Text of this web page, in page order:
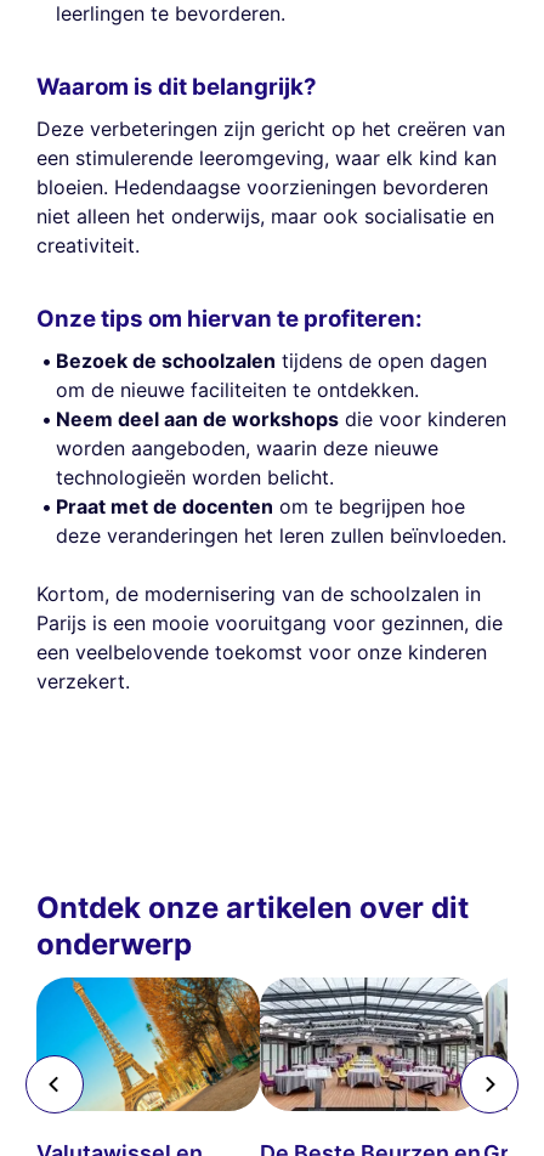
leerlingen te bevorderen.
Waarom is dit belangrijk?
Deze verbeteringen zijn gericht op het creëren van
een stimulerende leeromgeving, waar elk kind kan
bloeien. Hedendaagse voorzieningen bevorderen
niet alleen het onderwijs, maar ook socialisatie en
creativiteit.
Onze tips om hiervan te profiteren:
Bezoek de schoolzalen tijdens de open dagen
om de nieuwe faciliteiten te ontdekken.
Neem deel aan de workshops die voor kinderen
worden aangeboden, waarin deze nieuwe
technologieën worden belicht.
Praat met de docenten om te begrijpen hoe
deze veranderingen het leren zullen beïnvloeden.
Kortom, de modernisering van de schoolzalen in
Parijs is een mooie vooruitgang voor gezinnen, die
een veelbelovende toekomst voor onze kinderen
verzekert.
Ontdek onze artikelen over dit
onderwerp